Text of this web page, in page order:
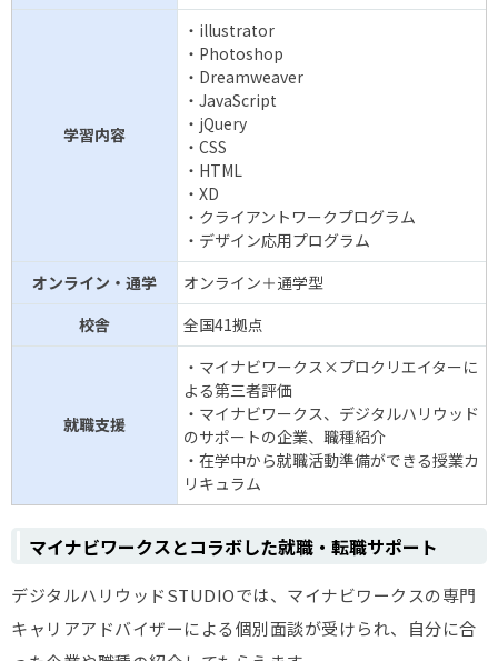
学習内容
・illustrator
・Photoshop
・Dreamweaver
・JavaScript
・jQuery
・CSS
・HTML
・XD
・クライアントワークプログラム
・デザイン応用プログラム
オンライン・通学
オンライン＋通学型
校舎
全国41拠点
就職支援
・マイナビワークス×プロクリエイターに
よる第三者評価
・マイナビワークス、デジタルハリウッド
のサポートの企業、職種紹介
・在学中から就職活動準備ができる授業カ
リキュラム
マイナビワークスとコラボした就職・転職サポート
デジタルハリウッドSTUDIOでは、マイナビワークスの専門
キャリアアドバイザーによる個別面談が受けられ、自分に合